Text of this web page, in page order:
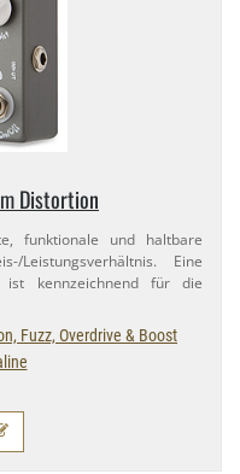
Distortion
funktionale und haltbare
​/Leistungsverhältnis. Eine
ist kennzeichnend für die
Fuzz, Overdrive & Boost